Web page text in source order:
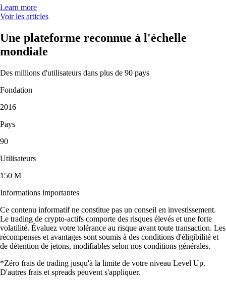
Learn more
Voir les articles
Une plateforme reconnue à l'échelle
mondiale
Des millions d'utilisateurs dans plus de 90 pays
Fondation
2016
Pays
90
Utilisateurs
150 M
Informations importantes
Ce contenu informatif ne constitue pas un conseil en investissement.
Le trading de crypto-actifs comporte des risques élevés et une forte
volatilité. Évaluez votre tolérance au risque avant toute transaction. Les
récompenses et avantages sont soumis à des conditions d'éligibilité et
de détention de jetons, modifiables selon nos conditions générales.
*Zéro frais de trading jusqu'à la limite de votre niveau Level Up.
D'autres frais et spreads peuvent s'appliquer.